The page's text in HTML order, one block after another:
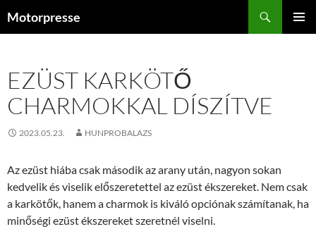
Motorpresse
EZÜST KARKÖTŐ
CHARMOKKAL DÍSZÍTVE
2023.05.23. HUNPROBALAZS
Az ezüst hiába csak második az arany után, nagyon sokan
kedvelik és viselik előszeretettel az ezüst ékszereket. Nem csak
a karkötők, hanem a charmok is kiváló opciónak számítanak, ha
minőségi ezüst ékszereket szeretnél viselni.